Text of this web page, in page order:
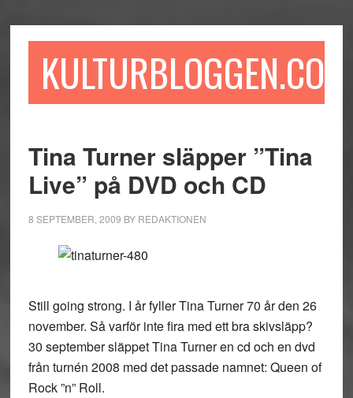
till
till
sidofältet
till
KULTURBLOGGEN.COM
Tina Turner släpper ”Tina
Live” på DVD och CD
8 SEPTEMBER, 2009 BY REDAKTIONEN
Still going strong. I år fyller Tina Turner 70 år den 26
november. Så varför inte fira med ett bra skivsläpp?
30 september släppet Tina Turner en cd och en dvd
från turnén 2008 med det passade namnet: Queen of
Rock ”n” Roll.